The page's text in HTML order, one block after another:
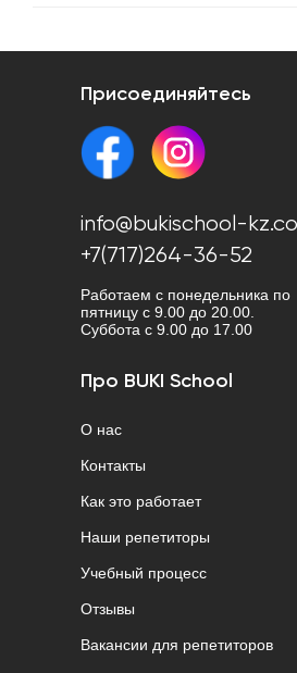
Присоединяйтесь
info@bukischool-
+7(717)264-36-52
Работаем с понедельника по
пятницу с 9.00 до 20.00.
Cуббота с 9.00 до 17.00
Про BUKI School
О нас
Контакты
Как это работает
Наши репетиторы
Учебный процесс
Отзывы
Вакансии для репетиторов